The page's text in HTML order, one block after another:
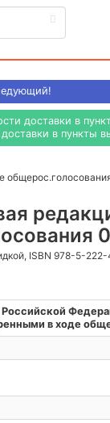
доставки в
в пункты
ISBN 978-5-
в ходе